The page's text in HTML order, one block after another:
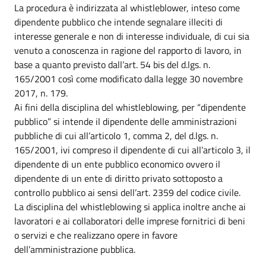
La procedura è indirizzata al whistleblower, inteso come
dipendente pubblico che intende segnalare illeciti di
interesse generale e non di interesse individuale, di cui sia
venuto a conoscenza in ragione del rapporto di lavoro, in
base a quanto previsto dall’art. 54 bis del d.lgs. n.
165/2001 così come modificato dalla legge 30 novembre
2017, n. 179.
Ai fini della disciplina del whistleblowing, per “dipendente
pubblico” si intende il dipendente delle amministrazioni
pubbliche di cui all’articolo 1, comma 2, del d.lgs. n.
165/2001, ivi compreso il dipendente di cui all’articolo 3, il
dipendente di un ente pubblico economico ovvero il
dipendente di un ente di diritto privato sottoposto a
controllo pubblico ai sensi dell’art. 2359 del codice civile.
La disciplina del whistleblowing si applica inoltre anche ai
lavoratori e ai collaboratori delle imprese fornitrici di beni
o servizi e che realizzano opere in favore
dell’amministrazione pubblica.